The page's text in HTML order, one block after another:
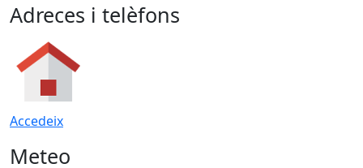
Adreces i telèfons
Accedeix
Meteo